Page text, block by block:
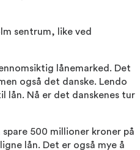
sentrum, like ved
lånemarked. Det
også det danske. Lendo
lån. Nå er det danskenes tur
spare 500 millioner kroner på
lån. Det er også mye å